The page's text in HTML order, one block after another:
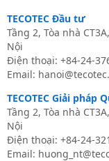
TECOTEC Đầu tư
Tầng 2, Tòa nhà
Nội
Điện thoại: +84-24-
Email:
TECOTEC Giải pháp
Tầng 2, Tòa nhà
Nội
Điện thoại: +84-24-
Email: